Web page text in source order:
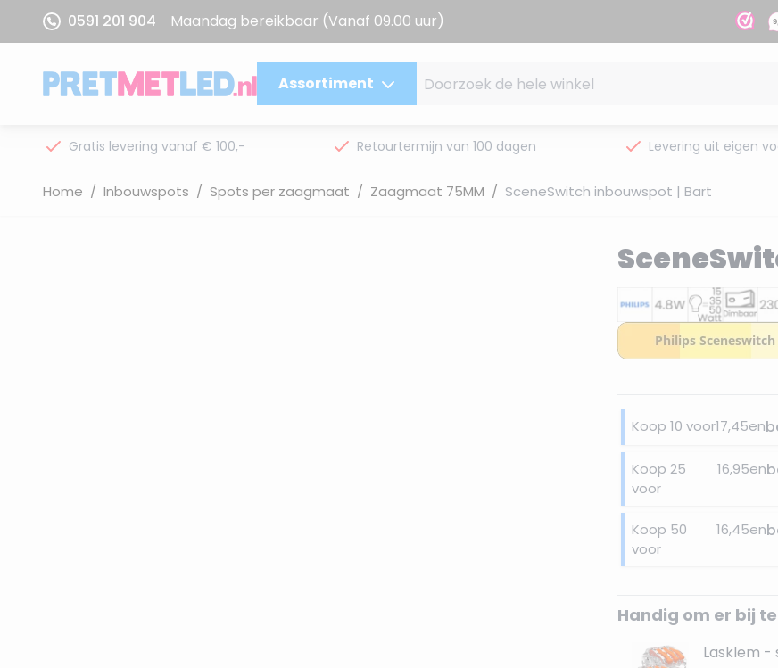
Ga naar de inhoud
0591 201 904 Maandag bereikbaar (Vanaf 09.00 uur)
Assortiment
Gratis levering vanaf € 100,- Retourtermijn van 100 dagen Levering uit eigen
Home / Inbouwspots / Spots per zaagmaat / Zaagmaat 75MM / SceneSwitch inbouwspot | Bart
Koop 10 voor17,45en
Koop 25
voor
16,95en
Koop 50
voor
16,45en
Handig om er bij
Lasklem -